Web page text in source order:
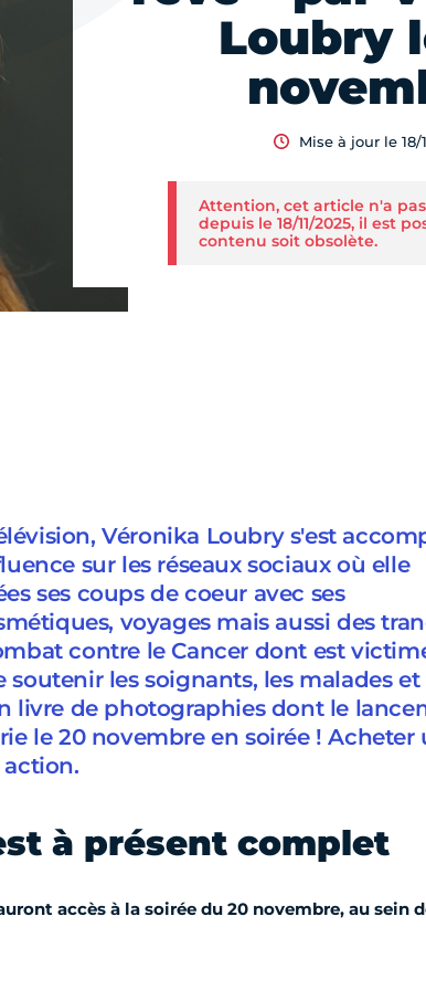
Loubry
Mise à jour le 18/
Attention, cet article n'a
depuis le 18/11/2025, il est
contenu soit obsolète.
Véronika Loubry s'est
sur les réseaux sociaux où elle
ses coups de coeur avec ses
voyages mais aussi des
contre le Cancer dont est
les soignants, les malades et
livre de photographies dont le
le 20 novembre en soirée ! Acheter
à présent complet
accès à la soirée du 20 novembre, au sein